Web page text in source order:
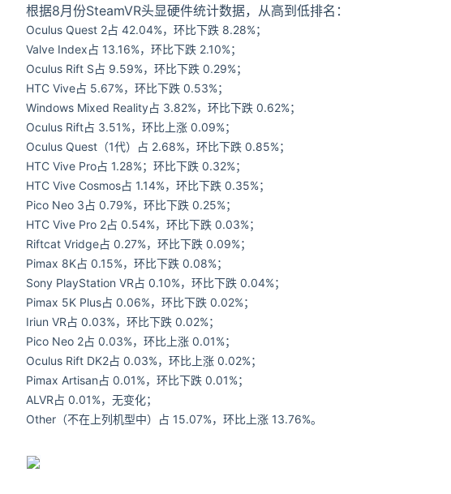
根据8月份SteamVR头显硬件统计数据，从高到低排名：
Oculus Quest 2占 42.04%，环比下跌 8.28%；
Valve Index占 13.16%，环比下跌 2.10%；
Oculus Rift S占 9.59%，环比下跌 0.29%；
HTC Vive占 5.67%，环比下跌 0.53%；
Windows Mixed Reality占 3.82%，环比下跌 0.62%；
Oculus Rift占 3.51%，环比上涨 0.09%；
Oculus Quest（1代）占 2.68%，环比下跌 0.85%；
HTC Vive Pro占 1.28%；环比下跌 0.32%；
HTC Vive Cosmos占 1.14%，环比下跌 0.35%；
Pico Neo 3占 0.79%，环比下跌 0.25%；
HTC Vive Pro 2占 0.54%，环比下跌 0.03%；
Riftcat Vridge占 0.27%，环比下跌 0.09%；
Pimax 8K占 0.15%，环比下跌 0.08%；
Sony PlayStation VR占 0.10%，环比下跌 0.04%；
Pimax 5K Plus占 0.06%，环比下跌 0.02%；
Iriun VR占 0.03%，环比下跌 0.02%；
Pico Neo 2占 0.03%，环比上涨 0.01%；
Oculus Rift DK2占 0.03%，环比上涨 0.02%；
Pimax Artisan占 0.01%，环比下跌 0.01%；
ALVR占 0.01%， 无变化；
Other（不在上列机型中）占 15.07%，环比上涨 13.76%。